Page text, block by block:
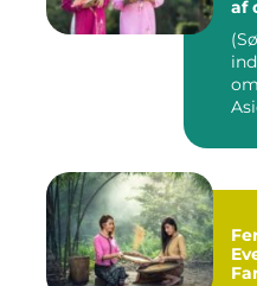
af
om